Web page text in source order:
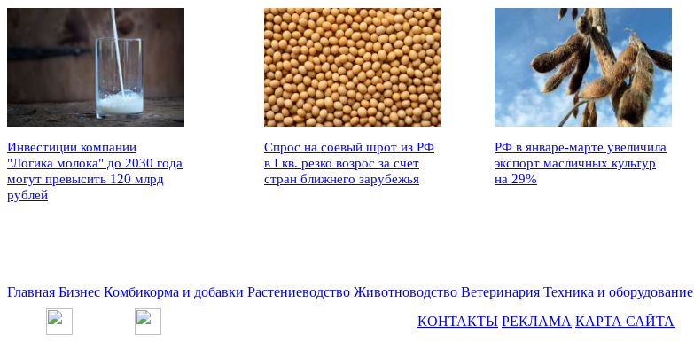
Инвестиции компании
"Логика молока" до 2030 года
могут превысить 120 млрд
рублей
Спрос на соевый шрот из РФ
в I кв. резко возрос за счет
стран ближнего зарубежья
РФ в январе-марте увеличила
экспорт масличных культур
на 29%
Главная Бизнес Комбикорма и добавки Растениеводство Животноводство Ветеринария Техника и оборудование
КОНТАКТЫ РЕКЛАМА КАРТА САЙТА